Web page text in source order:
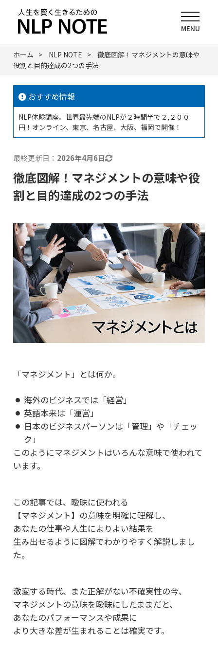
MENU
ホーム NLP NOTE
徹底図解！マネジメントの意味や
役割と目的達成の2つの手法
おすすめ情報
NLP体験講座。世界最先端のNLPが２時間半で２,２００
円！オンライン、東京、名古屋、大阪、福岡で開催！
最終更新日： 2026年4月6日
徹底図解！マネジメントの意味や役
割と目的達成の2つの手法
「マネジメント」とは何か。
海外のビジネスでは「経営」
英語本来は「運営」
日本のビジネスパーソンは「管理」や「チェッ
ク」
このようにマネジメントはいろんな意味で使われて
います。
この記事では、曖昧に使われる
【マネジメント】の意味を明確に理解し、
あなたの仕事や人生によりよい結果を
生み出せるように図解でわかりやすく解説しまし
た。
激変する時代、また正解がない不確実性の今、
マネジメントの意味を曖昧にしたままだと、
あなたのパフォーマンスや成果に
より大きな差が生まれることは確実です。